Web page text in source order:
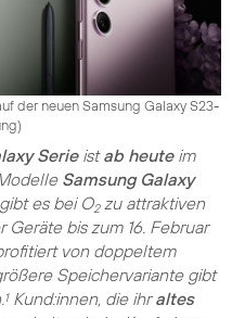
der neuen Samsung Galaxy S23-
)
Serieistab heuteim
Samsung Galaxy
gibt es bei O2zu attraktiven
bis zum 16. Februar
von doppeltem
Speichervariante gibt
1Kund:innen, die ihraltes